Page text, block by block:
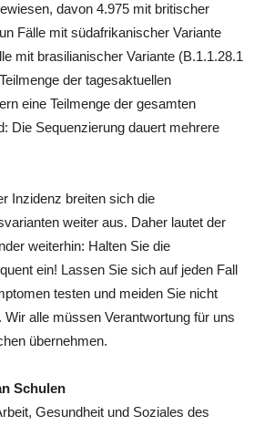
davon 4.975 mit britischer
Fälle mit südafrikanischer Variante
mit brasilianischer Variante (B.1.1.28.1
der tagesaktuellen
eine Teilmenge der gesamten
Die Sequenzierung dauert mehrere
Inzidenz breiten sich die
weiter aus. Daher lautet der
weiterhin: Halten Sie die
ein! Lassen Sie sich auf jeden Fall
testen und meiden Sie nicht
Wir alle müssen Verantwortung für uns
übernehmen.
Schulen
Gesundheit und Soziales des